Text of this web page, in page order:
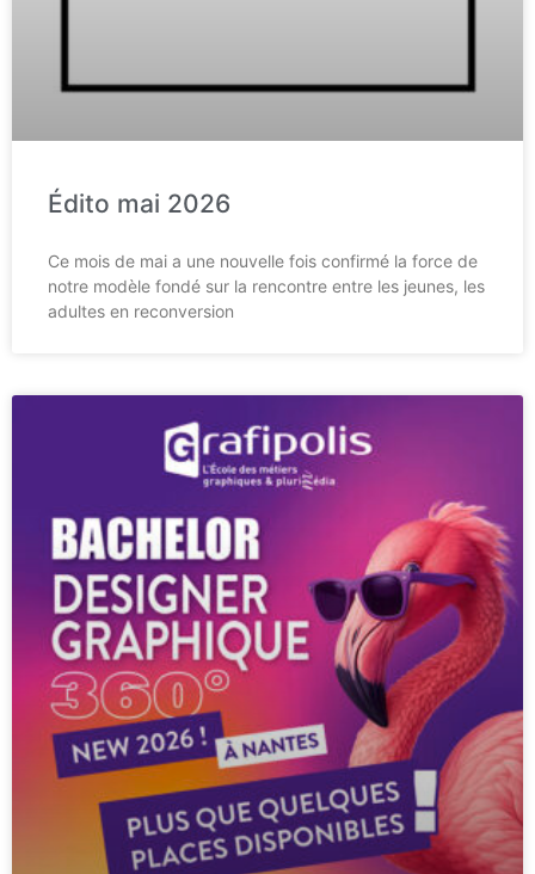
Édito mai 2026
Ce mois de mai a une nouvelle fois confirmé la force de
notre modèle fondé sur la rencontre entre les jeunes, les
adultes en reconversion